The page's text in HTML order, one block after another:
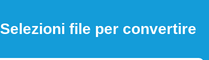
Selezioni file per convertire